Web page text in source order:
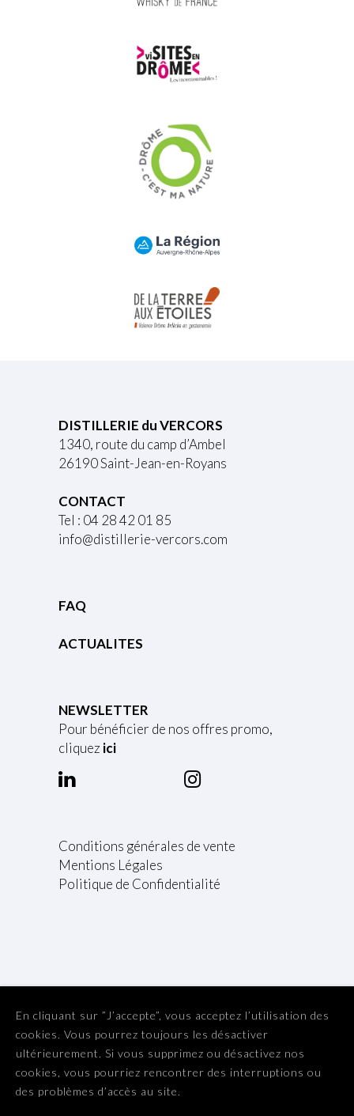
DISTILLERIE du VERCORS
1340, route du camp d’Ambel
26190 Saint-Jean-en-Royans
CONTACT
Tel : 04 28 42 01 85
info@distillerie-vercors.com
FAQ
ACTUALITES
NEWSLETTER
Pour bénéficier de nos offres promo,
cliquez ici
Conditions générales de vente
Mentions Légales
Politique de Confidentialité
L'abus d'alcool est dangereux pour la santé. A consommer
En cliquant sur ”J’accepte”, vous acceptez l’utilisation des
cookies. Vous pourrez toujours les désactiver
ultérieurement. Si vous supprimez ou désactivez nos
cookies, vous pourriez rencontrer des interruptions ou
des problèmes d’accès au site.